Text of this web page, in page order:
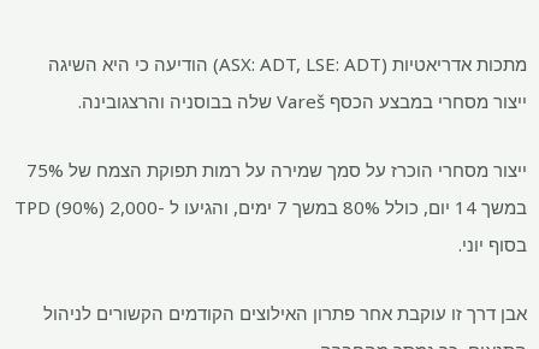
מתכות אדריאטיות (ASX: ADT, LSE: ADT) הודיעה כי היא השיגה
ייצור מסחרי במבצע הכסף Vareš שלה בבוסניה והרצגובינה.
ייצור מסחרי הוכרז על סמך שמירה על רמות תפוקת הצמח של 75%
במשך 14 יום, כולל 80% במשך 7 ימים, והגיעו ל -2,000 TPD (90%)
בסוף יוני.
אבן דרך זו עוקבת אחר פתרון האילוצים הקודמים הקשורים לניהול